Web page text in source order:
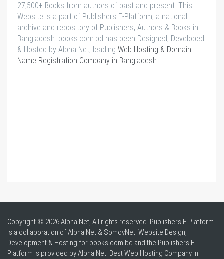
27,500+ Books from authors of past and present. This
Website is a part of Publishers E-Platform, a national
archive and repository of Publishers, Authors & Books in
Bangladesh. books.com.bd has been Designed, Developed
& Hosted by Alpha Net, leading Web Hosting & Domain
Name Registration Company in Bangladesh
Copyright © 2026 Alpha Net, All rights reserved. Publishers E-Platform
is a collaboration of Alpha Net & SomoyNet. Website Design,
Development & Hosting for books.com.bd and the Publishers E-
Platform is provided by Alpha Net. BestWeb Hosting Company in